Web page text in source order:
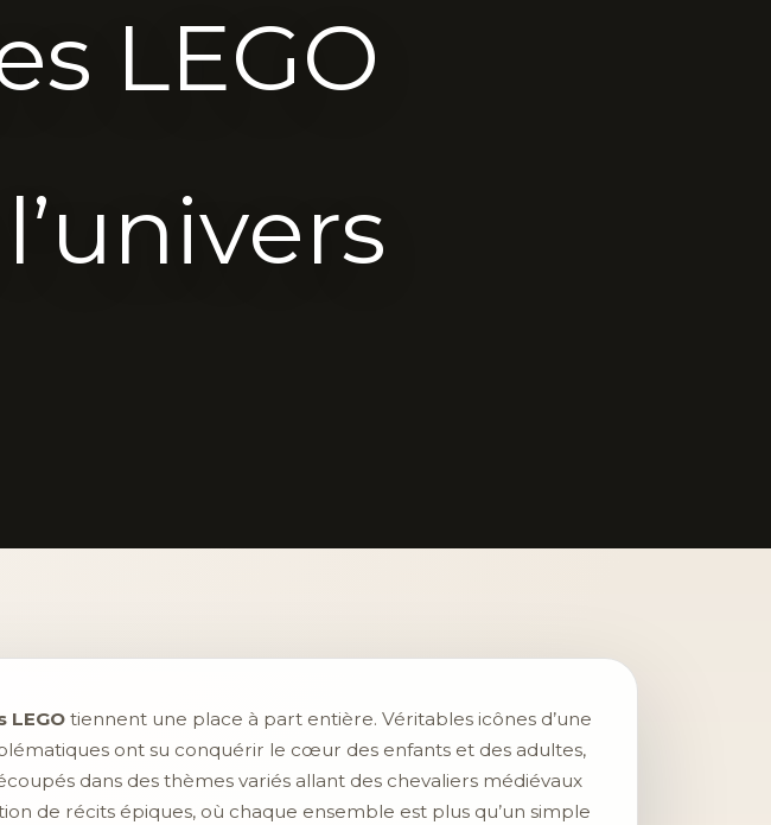
LEGO
LEGO tiennent une place à part entière. Véritables icônes d’une
ont su conquérir le cœur des enfants et des adultes,
dans des thèmes variés allant des chevaliers médiévaux
de récits épiques, où chaque ensemble est plus qu’un simple